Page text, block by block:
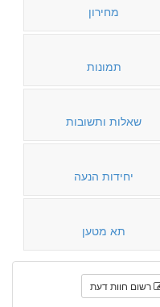
מחירון
תמונות
שאלות ותשובות
יחידות הנעה
תא מטען
רשום חוות דעת